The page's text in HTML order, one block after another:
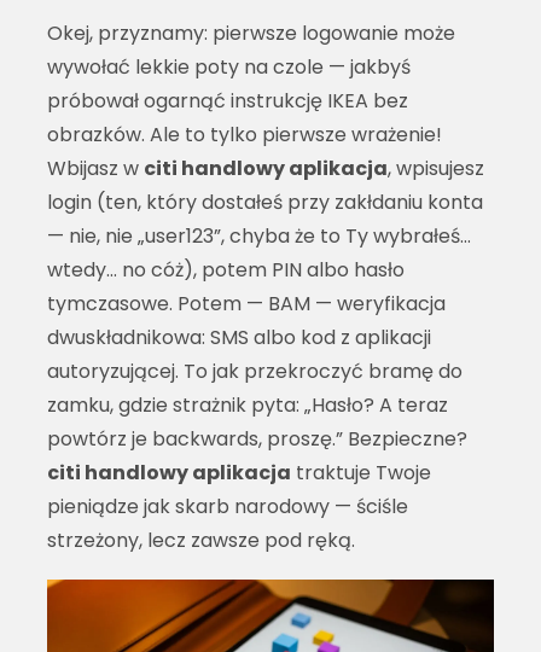
Okej, przyznamy: pierwsze logowanie może
wywołać lekkie poty na czole — jakbyś
próbował ogarnąć instrukcję IKEA bez
obrazków. Ale to tylko pierwsze wrażenie!
Wbijasz w citi handlowy aplikacja, wpisujesz
login (ten, który dostałeś przy zakłdaniu konta
— nie, nie „user123”, chyba że to Ty wybrałeś…
wtedy… no cóż), potem PIN albo hasło
tymczasowe. Potem — BAM — weryfikacja
dwuskładnikowa: SMS albo kod z aplikacji
autoryzującej. To jak przekroczyć bramę do
zamku, gdzie strażnik pyta: „Hasło? A teraz
powtórz je backwards, proszę.” Bezpieczne?
citi handlowy aplikacja traktuje Twoje
pieniądze jak skarb narodowy — ściśle
strzeżony, lecz zawsze pod ręką.